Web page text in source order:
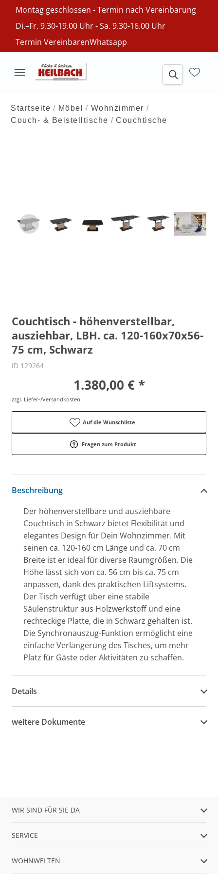
Montag geschlossen - Termin nach Vereinbarung
Di.–Fr. 9.30-19.00 Uhr - Sa. 9.30-16.00 Uhr
Termin VereinbarenWhatsapp
Startseite Möbel
Wohnzimmer
Couch- & Beistelltische
Couchtische
Couchtisch - höhenverstellbar,
ausziehbar, LBH. ca. 120-160x70x56-
75 cm, Schwarz
ID 129264
1.380,00 € *
zzgl. Liefer-/Versandkosten
Auf die Wunschliste
Fragen zum Produkt
Beschreibung
Der höhenverstellbare und ausziehbare
Couchtisch in Schwarz bietet Flexibilität und
elegantes Design für Dein Wohnzimmer. Mit
seinen ca. 120-160 cm Länge und ca. 70 cm
Breite ist er ideal für diverse Raumgrößen. Die
Höhe lässt sich von ca. 56 cm bis ca. 75 cm
anpassen, dank des praktischen Liftsystems.
Der Tisch verfügt über eine stabile
Säulenstruktur aus Holzwerkstoff und eine
rechteckige Platte, die in Schwarz gehalten ist.
Die Synchronauszug-Funktion ermöglicht eine
einfache Verlängerung des Tisches, um mehr
Platz für Gäste oder Aktivitäten zu schaffen.
Details
weitere Dokumente
WIR SIND FÜR SIE DA
SERVICE
WOHNWELTEN